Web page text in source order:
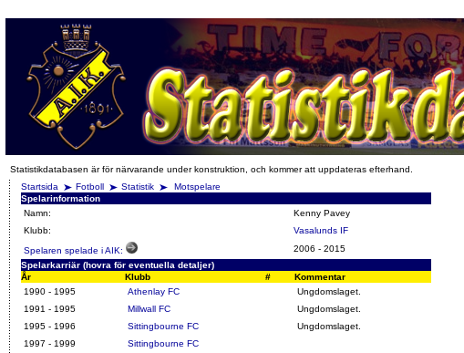
Statistikdatabasen är för närvarande under konstruktion, och kommer att uppdateras efterhand.
Startsida
Fotboll Statistik
Motspelare
Spelarinformation
Namn:
Kenny Pavey
Klubb:
Vasalunds IF
Spelaren spelade i AIK:
2006 - 2015
Spelarkarriär (hovra för eventuella detaljer)
År
Klubb #
Kommentar
1990 - 1995
Athenlay FC
Ungdomslaget.
1991 - 1995
Millwall FC
Ungdomslaget.
1995 - 1996
Sittingbourne FC
Ungdomslaget.
1997 - 1999
Sittingbourne FC